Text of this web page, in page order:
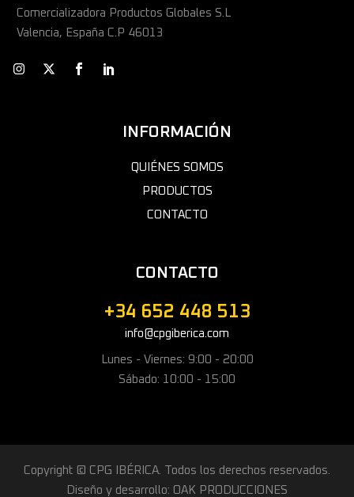
Comercializadora Productos Globales S.L
Valencia, España C.P 46013
INFORMACIÓN
QUIÉNES SOMOS
PRODUCTOS
CONTACTO
CONTACTO
+34 652 448 513
info@cpgiberica.com
Lunes - Viernes: 9:00 - 20:00
Sábado: 10:00 - 15:00
Copyright © CPG IBÉRICA. Todos los derechos reservados.
Diseño y desarrollo: OAK PRODUCCIONES